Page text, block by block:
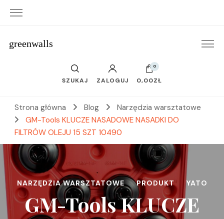
greenwalls
SZUKAJ ZALOGUJ
0
0,00ZŁ
Strona główna Blog
Narzędzia warsztatowe
GM-Tools KLUCZE NASADOWE NASADKI DO
FILTRÓW OLEJU 15 SZT 10490
NARZĘDZIA WARSZTATOWE PRODUKT YATO
GM-Tools KLUCZE